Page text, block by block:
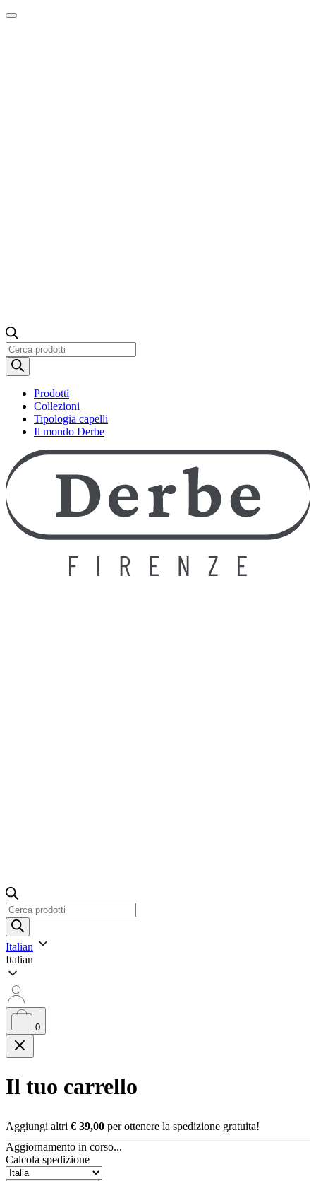
Ricerca
prodotti
Prodotti
Collezioni
Tipologia capelli
Il mondo Derbe
Ricerca
prodotti
Italian
Italian
0
Il tuo carrello
Aggiungi altri € 39,00 per ottenere la spedizione gratuita!
Aggiornamento in corso...
Calcola spedizione